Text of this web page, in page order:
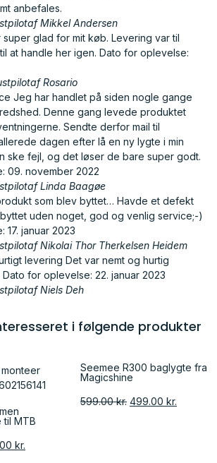
anbefales.
af Mikkel Andersen
glad for mit køb. Levering var til
at handle her igen. Dato for oplevelse:
af Rosario
Jeg har handlet på siden nogle gange
Denne gang levede produktet
Sendte derfor mail til
dagen efter lå en ny lygte i min
ske fejl, og det løser de bare super godt.
09. november 2022
af Linda Baagøe
som blev byttet… Havde et defekt
uden noget, god og venlig service;-)
17. januar 2023
af Nikolai Thor Therkelsen Heidem
levering Det var nemt og hurtig
Dato for oplevelse: 22. januar 2023
af Niels Deh
i følgende produkter
til MTB
kr.
Seemee R300 baglygte fra
Magicshine
599.00kr. 499.00 kr.